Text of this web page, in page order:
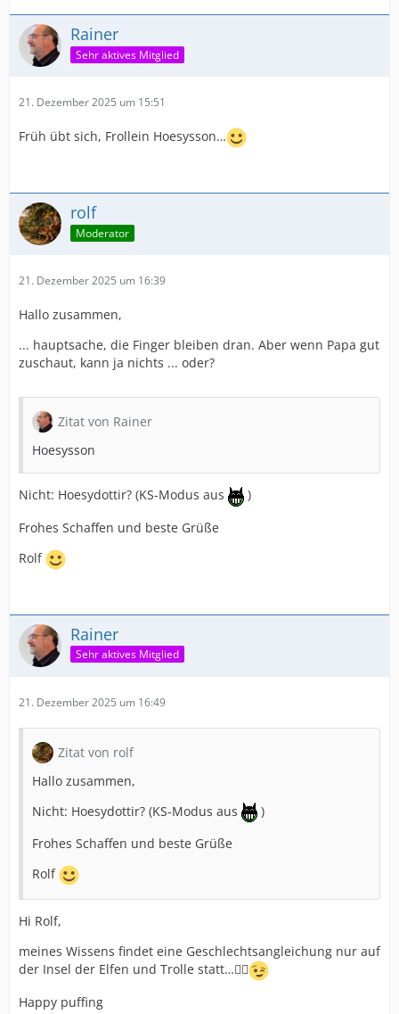
Rainer
Sehr aktives Mitglied
21. Dezember 2025 um 15:51
Früh übt sich, Frollein Hoesysson…
rolf
Moderator
21. Dezember 2025 um 16:39
Hallo zusammen,
... hauptsache, die Finger bleiben dran. Aber wenn Papa gut
zuschaut, kann ja nichts ... oder?
Zitat von Rainer
Hoesysson
Nicht: Hoesydottir? (KS-Modus aus
)
Frohes Schaffen und beste Grüße
Rolf
Rainer
Sehr aktives Mitglied
21. Dezember 2025 um 16:49
Zitat von rolf
Hallo zusammen,
Nicht: Hoesydottir? (KS-Modus aus
)
Frohes Schaffen und beste Grüße
Rolf
Hi Rolf,
meines Wissens findet eine Geschlechtsangleichung nur auf
der Insel der Elfen und Trolle statt…🤷‍♂️
Happy puffing